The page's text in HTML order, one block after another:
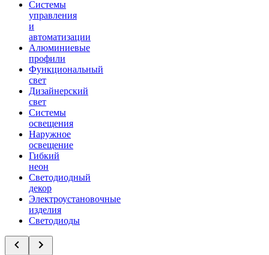
Системы
управления
и
автоматизации
Алюминиевые
профили
Функциональный
свет
Дизайнерский
свет
Системы
освещения
Наружное
освещение
Гибкий
неон
Светодиодный
декор
Электроустановочные
изделия
Светодиоды